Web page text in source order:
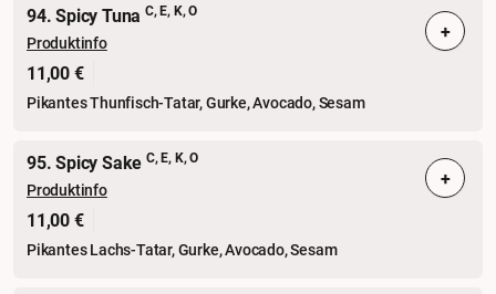
94. Spicy Tuna C, E, K, O
Produktinfo
11,00 €
Pikantes Thunfisch-Tatar, Gurke, Avocado, Sesam
+
95. Spicy Sake C, E, K, O
Produktinfo
11,00 €
Pikantes Lachs-Tatar, Gurke, Avocado, Sesam
+